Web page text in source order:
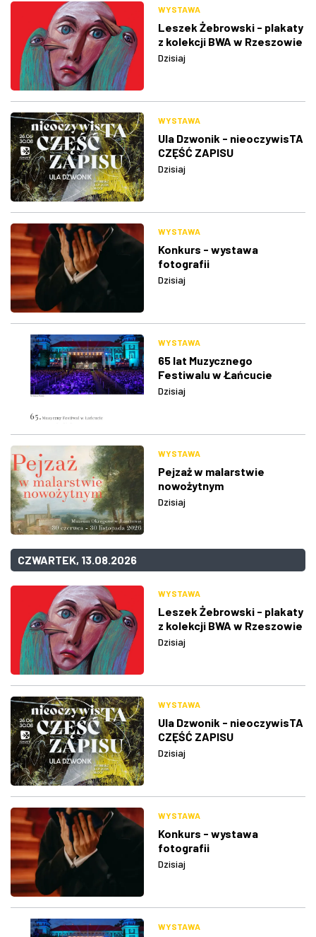
WYSTAWA
Leszek Żebrowski - plakaty
z kolekcji BWA w Rzeszowie
Dzisiaj
WYSTAWA
Ula Dzwonik - nieoczywisTA
CZĘŚĆ ZAPISU
Dzisiaj
WYSTAWA
Konkurs - wystawa
fotografii
Dzisiaj
WYSTAWA
65 lat Muzycznego
Festiwalu w Łańcucie
Dzisiaj
WYSTAWA
Pejzaż w malarstwie
nowożytnym
Dzisiaj
CZWARTEK, 13.08.2026
WYSTAWA
Leszek Żebrowski - plakaty
z kolekcji BWA w Rzeszowie
Dzisiaj
WYSTAWA
Ula Dzwonik - nieoczywisTA
CZĘŚĆ ZAPISU
Dzisiaj
WYSTAWA
Konkurs - wystawa
fotografii
Dzisiaj
WYSTAWA